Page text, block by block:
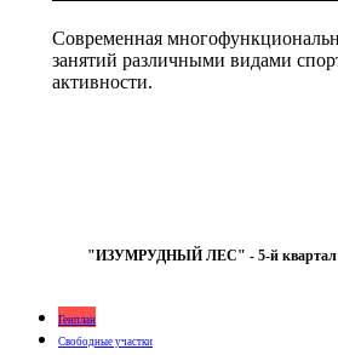
Современная
занятий различными видами
активности.
"ИЗУМРУДНЫЙ ЛЕС" - 5-й
Генплан
Свободные участки